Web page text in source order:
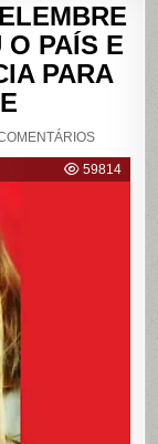
O PAÍS E
PARA
EM
59814